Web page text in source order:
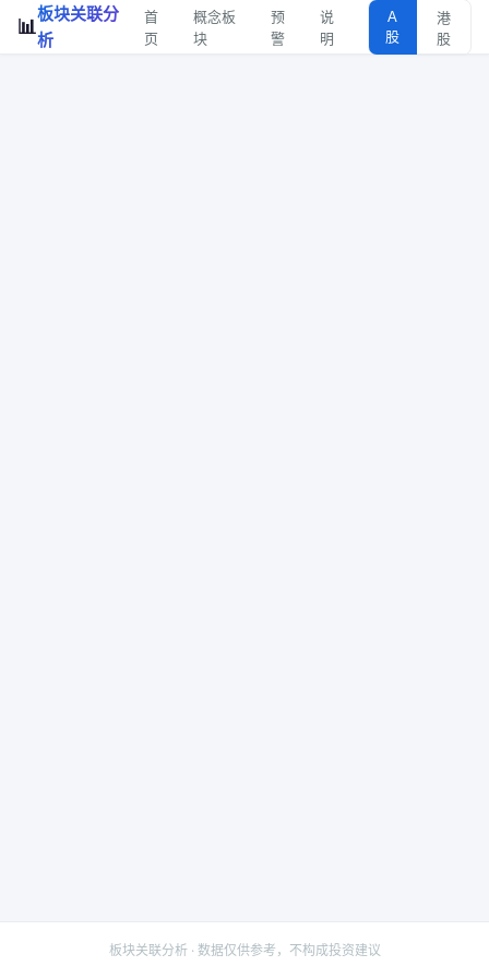
📊
板块关联分
析
首
页
概念板
块
预
警
说
明
A
股
港
股
板块关联分析 · 数据仅供参考，不构成投资建议